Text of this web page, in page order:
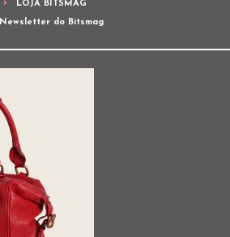
LOJA BITSMAG
Newsletter do Bitsmag